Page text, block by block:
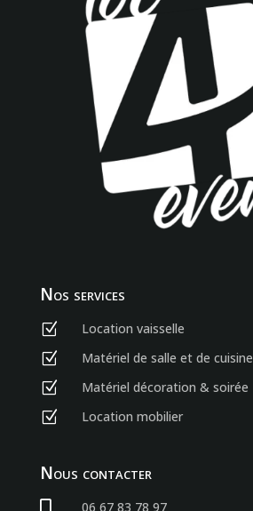
Nos services
Z Location vaisselle
Z Matériel de salle et de cuisine
Z Matériel décoration & soirée
Z Location mobilier
Nous contacter
06 67 83 78 97